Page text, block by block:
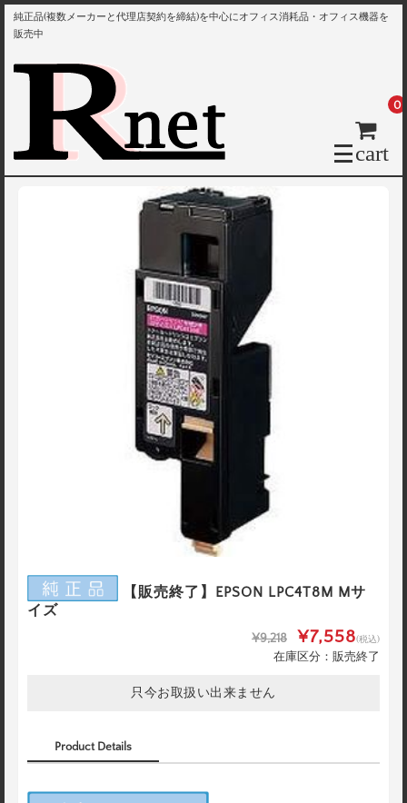
純正品(複数メーカーと代理店契約を締結)を中心にオフィス消耗品・オフィス機器を
販売中
cart
0
【販売終了】EPSON LPC4T8M Mサ
イズ
¥9,218 ¥7,558(税込)
在庫区分：販売終了
只今お取扱い出来ません
Product Details